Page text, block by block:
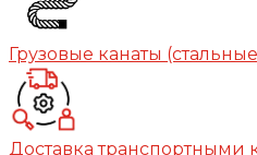
Грузовые канаты
Доставка